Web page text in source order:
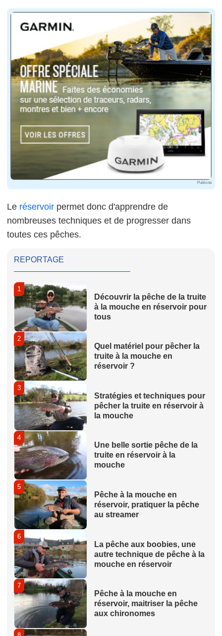
Publicité
Le réservoir permet donc d'apprendre de
nombreuses techniques et de progresser dans
toutes ces pêches.
REPORTAGE
1
Découvrir la pêche de la truite
à la mouche en réservoir pour
tous
2
Quel matériel pour pêcher la
truite à la mouche en
réservoir ?
3
Stratégies et techniques pour
pêcher la truite en réservoir à
la mouche
4
Une belle sortie pêche de la
truite en réservoir à la
mouche
5
Pêche à la mouche en
réservoir, pratiquer la pêche
au streamer
6
La pêche aux boobies, une
autre technique de pêche à la
mouche en réservoir
7
Pêche à la mouche en
réservoir, maitriser la pêche
aux chironomes